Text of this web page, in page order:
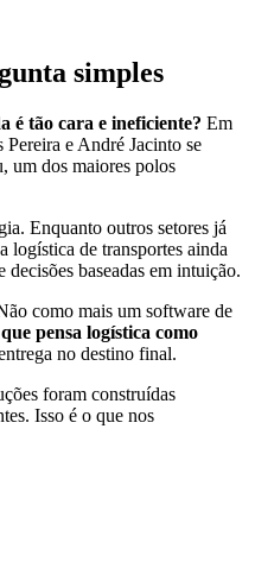
simples
é tão cara e ineficiente? Em
e André Jacinto se
um dos maiores polos
Enquanto outros setores já
logística de transportes ainda
baseadas em intuição.
como mais um software de
pensa logística como
no destino final.
foram construídas
Isso é o que nos